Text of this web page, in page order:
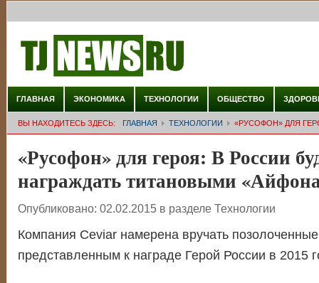
ГЛАВНАЯ ЭКОНОМИКА ТЕХНОЛОГИИ ОБЩЕСТВО
ВЫ НАХОДИТЕСЬ ЗДЕСЬ: ГЛАВНАЯ ТЕХНОЛОГИИ «РУСОФОН» ДЛЯ
«Русофон» для героя: В России
награждать титановыми
Опубликовано: 02.02.2015 в разделе Технологии
Компания Ceviar намерена вручать
представленным к награде Герой России в 2015